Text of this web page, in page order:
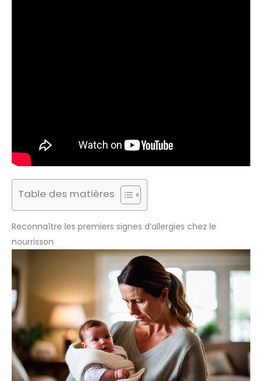
Table des matières
Reconnaître les premiers signes d’allergies chez le
nourrisson